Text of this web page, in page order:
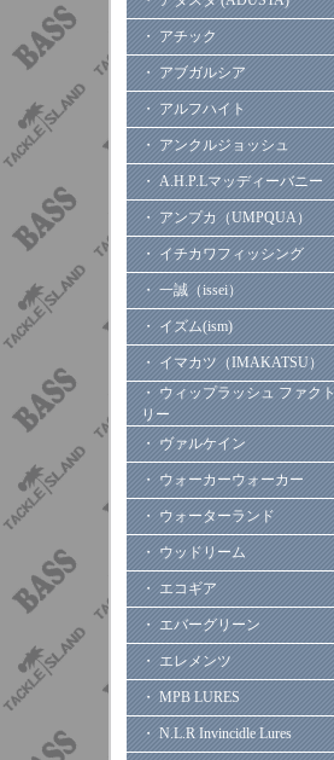
・ アチック
・ アブガルシア
・ アルフハイト
・ アンクルジョッシュ
・ A.H.P.Lマッディーバニー
・ アンプカ（UMPQUA）
・ イチカワフィッシング
・ 一誠（issei）
・ イズム(ism)
・ イマカツ（IMAKATSU）
・ ウィップラッシュ ファクト
リー
・ ヴァルケイン
・ ウォーカーウォーカー
・ ウォーターランド
・ ウッドリーム
・ エコギア
・ エバーグリーン
・ エレメンツ
・ MPB LURES
・ N.L.R Invincidle Lures